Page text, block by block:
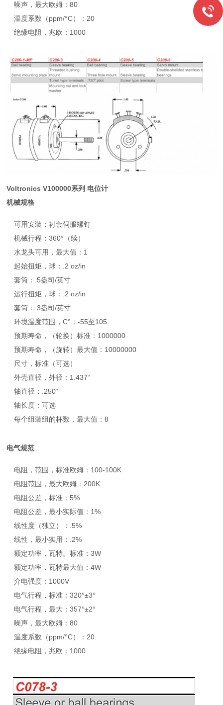
噪声，最大欧姆：80
温度系数（ppm/°C）：20
绝缘电阻，兆欧：1000
Voltronics V100000系列 电位计
机械规格
可用安装：衬套伺服螺钉
机械行程：360°（续）
水龙头可用，最大值：1
起始扭矩，球：.2 oz/in
套筒：.5盎司/英寸
运行扭矩，球：.2 oz/in
套筒：.3盎司/英寸
环境温度范围，C°：-55至105
预期寿命，（轮换）标准：1000000
预期寿命，（旋转）最大值：10000000
尺寸，标准（可选）
外壳直径，外径：1.437“
轴直径：.250“
轴长度：可选
每个组装组的杯数，最大值：8
电气规范
电阻，范围，标准欧姆：100-100K
电阻范围，最大欧姆：200K
电阻公差，标准：5%
电阻公差，最小实际值：1%
线性度（独立）：.5%
线性，最小实用：.2%
额定功率，瓦特。标准：3W
额定功率，瓦特最大值：4W
介电强度：1000V
电气行程，标准：320°±3°
电气行程，最大：357°±2°
噪声，最大欧姆：80
温度系数（ppm/°C）：20
绝缘电阻，兆欧：1000